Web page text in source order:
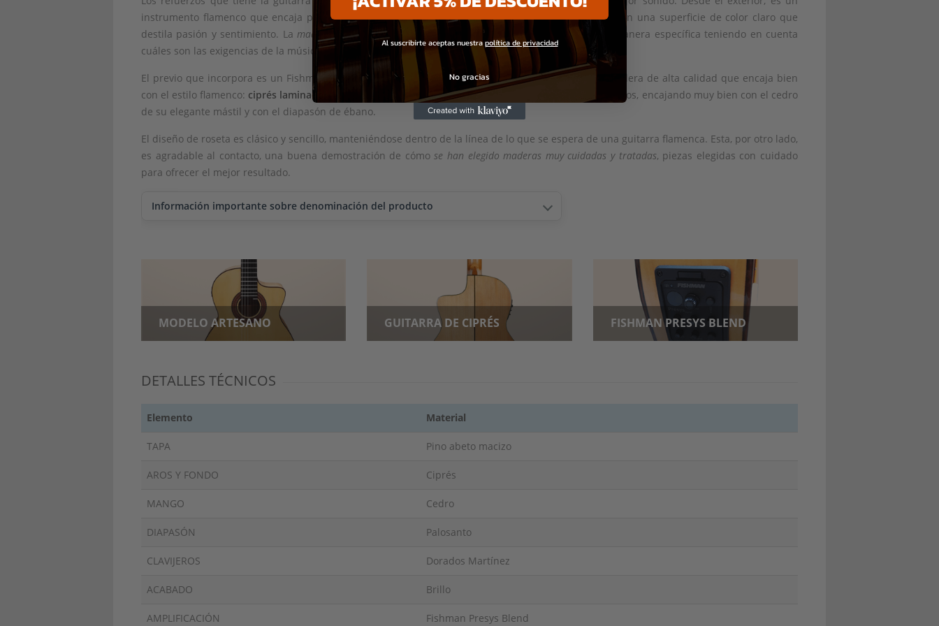
instrumento flamenco que encaja perfectamente en la imagen clásica que tienen estas guitarras, con una superficie de color claro que
destila pasión y sentimiento. La madera de la tapa es de pino abeto
y ha sido seleccionada de una manera específica teniendo en cuenta
cuáles son las exigencias de la música flamenca.
El previo que incorpora es un Fishman Presys Blend y para los aros y el fondo se ha elegido otra madera de alta calidad que encaja bien
con el estilo flamenco: ciprés laminado
. Los beneficios de esta madera en sonoridad y estilo son elevados, encajando muy bien con el cedro
de su elegante mástil y con el diapasón de ébano.
El diseño de roseta es clásico y sencillo, manteniéndose dentro de la línea de lo que se espera de una guitarra flamenca. Esta, por otro lado,
es agradable al contacto, una buena demostración de cómo se han elegido maderas muy cuidadas y tratadas, piezas elegidas con cuidado
para ofrecer el mejor resultado.
Información importante sobre denominación del producto
MODELO ARTESANO GUITARRA DE CIPRÉS FISHMAN PRESYS BLEND
DETALLES TÉCNICOS
Elemento Material
TAPA Pino abeto macizo
AROS Y FONDO Ciprés
MANGO Cedro
DIAPASÓN Palosanto
CLAVIJEROS Dorados Martínez
ACABADO Brillo
AMPLIFICACIÓN Fishman Presys Blend
Al suscribirte aceptas nuestrapolítica de privacidad
No gracias